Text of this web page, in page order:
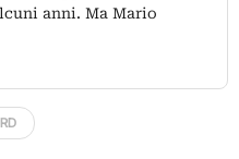
anni. Ma Mario